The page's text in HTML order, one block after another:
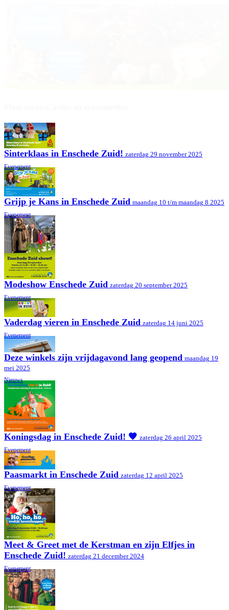
Sinterklaas in Enschede Zuid! zaterdag 29 november 2025
Evenement
Grijp je Kans in Enschede Zuid maandag 10 t/m maandag 8 2025
Evenement
Modeshow Enschede Zuid zaterdag 20 september 2025
Evenement
Vaderdag vieren in Enschede Zuid zaterdag 14 juni 2025
Evenement
Deze winkels zijn vrijdagavond lang geopend maandag 19
mei 2025
Nieuws
Koningsdag in Enschede Zuid! 🧡 zaterdag 26 april 2025
Evenement
Paasmarkt in Enschede Zuid zaterdag 12 april 2025
Evenement
Meet & Greet met de Kerstman en zijn Elfjes in
Enschede Zuid! zaterdag 21 december 2024
Evenement